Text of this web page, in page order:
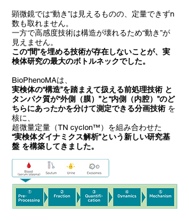
顕微鏡では“動き”は見えるものの、定量できずn
数も取れません。
一方で高感度技術は構造が壊れるため“動き”が
見えません。
この“間”を埋める技術が存在しないことが、実
検体研究の最大のボトルネックでした。
BioPhenoMAは、
実検体の“構造”を踏まえて扱える前処理技術 と
タンパク質が“外側（膜）”と“内側（内腔）”のど
ちらにあったかを分けて測定できる分画技術 を
核に、
超微量定量（TN cyclon™）を組み合わせた
“実検体ダイナミクス解析”という新しい研究基
盤 を構築してきました。